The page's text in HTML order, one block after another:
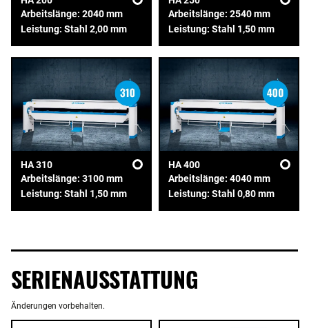
Arbeitslänge: 2040 mm
Leistung: Stahl 2,00 mm
Arbeitslänge: 2540 mm
Leistung: Stahl 1,50 mm
HA 310
Arbeitslänge: 3100 mm
Leistung: Stahl 1,50 mm
HA 400
Arbeitslänge: 4040 mm
Leistung: Stahl 0,80 mm
SERIENAUSSTATTUNG
Änderungen vorbehalten.